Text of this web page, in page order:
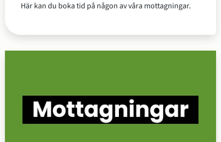
Här kan du boka tid på någon av våra mottagningar.